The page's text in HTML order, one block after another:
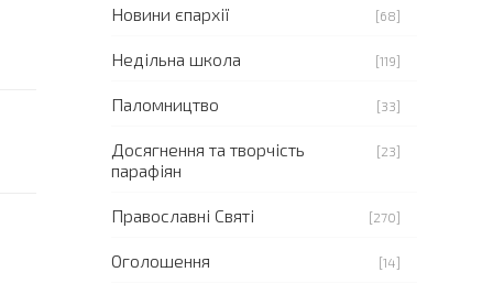
Новини єпархії [68]
Недільна школа [119]
Паломництво [33]
Досягнення та творчість
парафіян
[23]
Православні Святі [270]
Оголошення [14]